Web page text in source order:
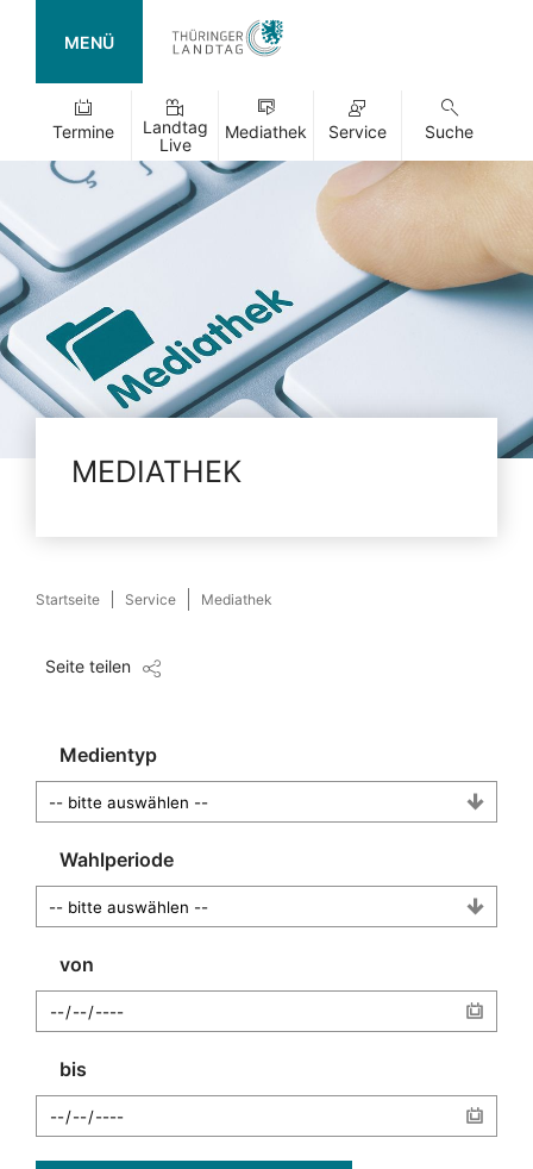
MENÜ
Termine
Landtag
Live
Mediathek Service Suche
MEDIATHEK
Startseite Service Mediathek
Seite teilen
Medientyp
Wahlperiode
von
bis